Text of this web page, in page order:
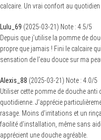
calcaire. Un vrai confort au quotidien
Lulu_69 (2025-03-21) Note : 4.5/5
Depuis que j’utilise la pomme de
propre que jamais ! Fini le calcaire
sensation de l’eau douce sur ma
Alexis_88 (2025-03-21) Note : 4.0/5
Utiliser cette pomme de douche
quotidienne. J’apprécie
rasage. Moins d’irritations et un
facilité d’installation, même sans
apprécient une douche agréable.